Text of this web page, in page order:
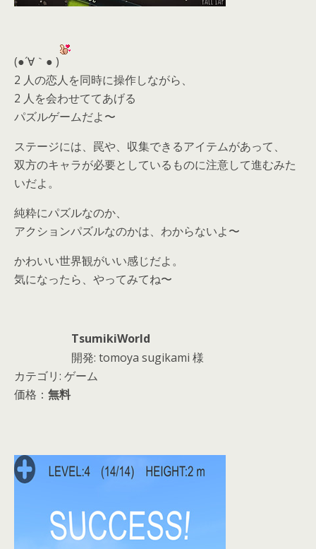
(●´∀｀● )
2 人の恋人を同時に操作しながら、
2 人を会わせててあげる
パズルゲームだよ〜
ステージには、罠や、収集できるアイテムがあって、
双方のキャラが必要としているものに注意して進むみた
いだよ。
純粋にパズルなのか、
アクションパズルなのかは、わからないよ〜
かわいい世界観がいい感じだよ。
気になったら、やってみてね〜
TsumikiWorld
開発: tomoya sugikami 様
カテゴリ: ゲーム
価格： 無料